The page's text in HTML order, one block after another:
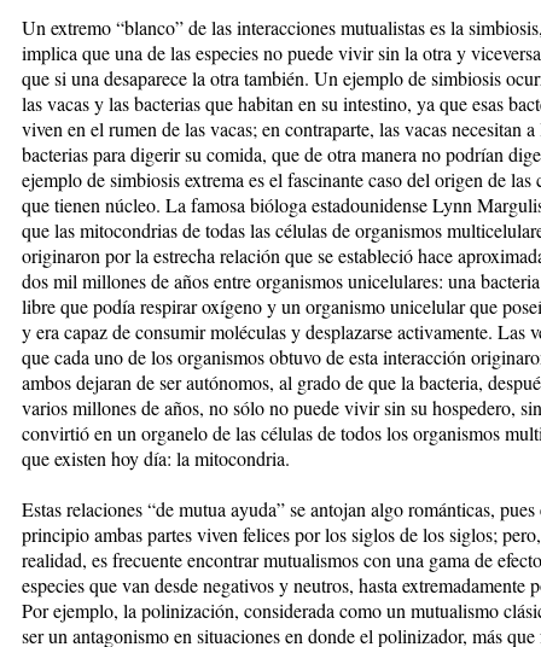
Un extremo “blanco” de las interacciones mutualistas es la
implica que una de las especies no puede vivir sin la otra y
que si una desaparece la otra también. Un ejemplo de simbiosis
las vacas y las bacterias que habitan en su intestino, ya que esas
viven en el rumen de las vacas; en contraparte, las vacas necesitan a
bacterias para digerir su comida, que de otra manera no podrían
ejemplo de simbiosis extrema es el fascinante caso del origen de las
que tienen núcleo. La famosa bióloga estadounidense Lynn
que las mitocondrias de todas las células de organismos
originaron por la estrecha relación que se estableció hace
dos mil millones de años entre organismos unicelulares: una
libre que podía respirar oxígeno y un organismo unicelular que
y era capaz de consumir moléculas y desplazarse activamente. Las
que cada uno de los organismos obtuvo de esta interacción
ambos dejaran de ser autónomos, al grado de que la bacteria,
varios millones de años, no sólo no puede vivir sin su hospedero,
convirtió en un organelo de las células de todos los organismos
que existen hoy día: la mitocondria.
Estas relaciones “de mutua ayuda” se antojan algo románticas, pues
principio ambas partes viven felices por los siglos de los siglos;
realidad, es frecuente encontrar mutualismos con una gama de
especies que van desde negativos y neutros, hasta extremadamente
Por ejemplo, la polinización, considerada como un mutualismo
ser un antagonismo en situaciones en donde el polinizador, más que